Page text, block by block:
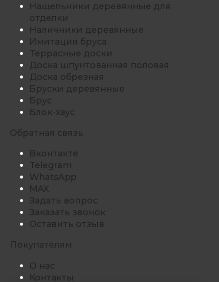
Нащельники деревянные для
отделки
Наличники деревянные
Имитация бруса
Террасные доски
Доска шпунтованная половая
Доска обрезная
Бруски деревянные
Брус
Блок-хаус
Обратная связь
Вконтакте
Telegram
WhatsApp
MAX
Задать вопрос
Заказать звонок
Оставить отзыв
Покупателям
О нас
Контакты